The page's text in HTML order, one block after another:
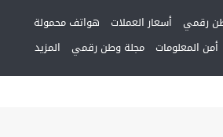
رقمي أسعار العملات هواتف محمولة
أمن المعلومات مجلة وطن رقمي المزيد